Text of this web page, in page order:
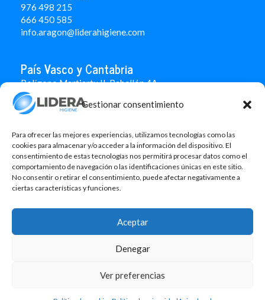
Gestionar consentimiento
Para ofrecer las mejores experiencias, utilizamos tecnologías como las
cookies para almacenar y/o acceder a la información del dispositivo. El
consentimiento de estas tecnologías nos permitirá procesar datos como el
comportamiento de navegación o las identificaciones únicas en este sitio.
No consentir o retirar el consentimiento, puede afectar negativamente a
ciertas características y funciones.
Aceptar
Denegar
Ver preferencias
976 498 215
666 450 585
info.aragon@liderahigiene.com
País Vasco y Cantabria
Polígono Martiartu II. Pabellón 4A
48480 Arrigorriaga
Bizkaia
666 451 184
info.paisvasco@liderahigiene.com
Linked In
©2026 Lidera Higiene, S.L. Todos los derechos reservados.